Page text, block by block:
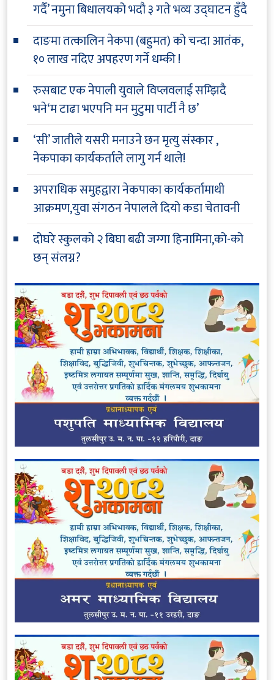
गर्दै’ नमुना बिधालयको भदौ ३ गते भव्य उद्घाटन हुँदै
दाङमा तत्कालिन नेकपा (बहुमत) को चन्दा आतंक,
१० लाख नदिए अपहरण गर्ने धम्की !
रुसबाट एक नेपाली युवाले विप्लवलाई सम्झिदै
भने‘म टाढा भएपनि मन मुटुमा पार्टी नै छ’
‘सी’ जातीले यसरी मनाउने छन मृत्यु संस्कार ,
नेकपाका कार्यकर्ताले लागु गर्न थाले!
अपराधिक समुहद्वारा नेकपाका कार्यकर्तामाथी
आक्रमण,युवा संगठन नेपालले दियो कडा चेतावनी
दोघरे स्कुलको २ बिघा बढी जग्गा हिनामिना,को-को
छन् संलग्न?